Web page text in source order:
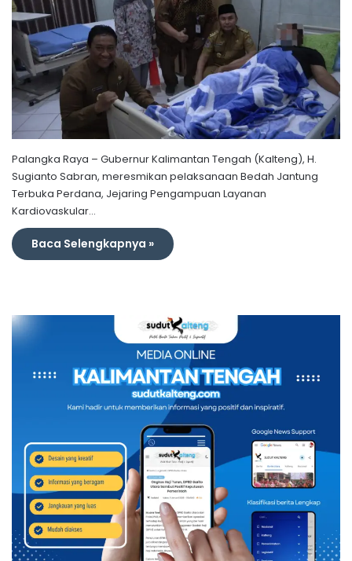
Palangka Raya – Gubernur Kalimantan Tengah (Kalteng), H.
Sugianto Sabran, meresmikan pelaksanaan Bedah Jantung
Terbuka Perdana, Jejaring Pengampuan Layanan
Kardiovaskular…
Baca Selengkapnya »